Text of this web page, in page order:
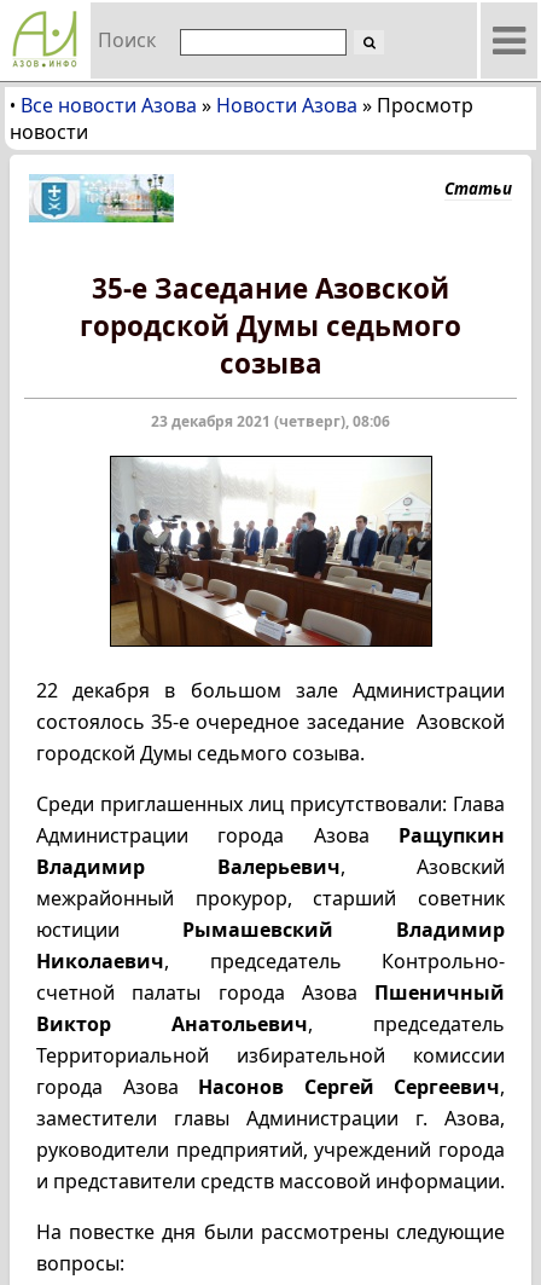
Поиск
• Все новости Азова » Новости Азова » Просмотр
новости
Статьи
35-е Заседание Азовской
городской Думы седьмого
созыва
23 декабря 2021 (четверг), 08:06
22 декабря в большом зале Администрации
состоялось 35-е очередное заседание Азовской
городской Думы седьмого созыва.
Среди приглашенных лиц присутствовали: Глава
Администрации города Азова Ращупкин
Владимир Валерьевич, Азовский
межрайонный прокурор, старший советник
юстиции Рымашевский Владимир
Николаевич, председатель Контрольно-
счетной палаты города Азова Пшеничный
Виктор Анатольевич, председатель
Территориальной избирательной комиссии
города Азова Насонов Сергей Сергеевич,
заместители главы Администрации г. Азова,
руководители предприятий, учреждений города
и представители средств массовой информации.
На повестке дня были рассмотрены следующие
вопросы: